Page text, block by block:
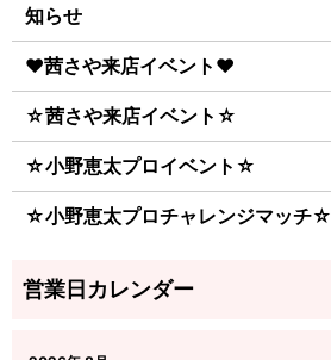
知らせ
♥茜さや来店イベント♥
☆茜さや来店イベント☆
☆小野恵太プロイベント☆
☆小野恵太プロチャレンジマッチ☆